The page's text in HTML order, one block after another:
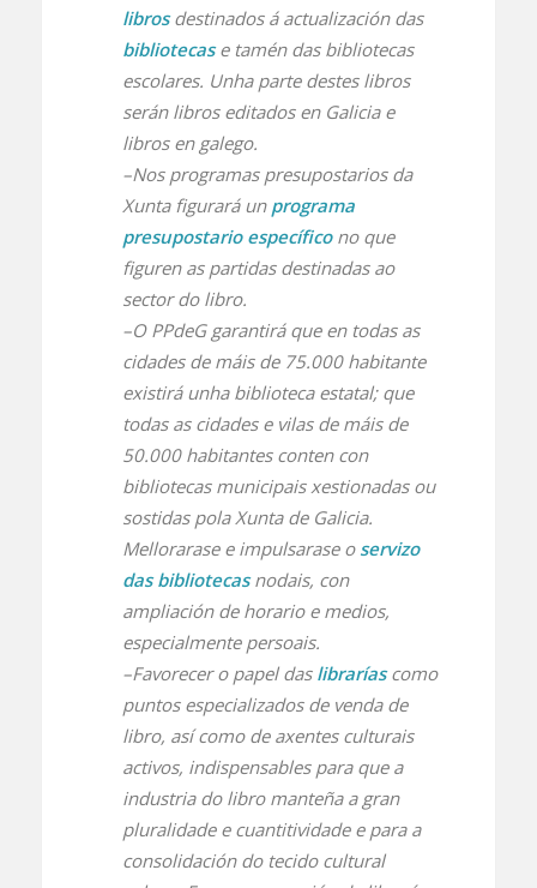
librosdestinados á actualización das
bibliotecase tamén das bibliotecas
escolares. Unha parte destes libros
serán libros editados en Galicia e
libros en galego.
–Nos programas presupostarios da
Xunta figurará un programa
presupostario específicono que
figuren as partidas destinadas ao
sector do libro.
–O PPdeG garantirá que en todas as
cidades de máis de 75.000 habitante
existirá unha biblioteca estatal; que
todas as cidades e vilas de máis de
50.000 habitantes conten con
bibliotecas municipais xestionadas ou
sostidas pola Xunta de Galicia.
Mellorarase e impulsarase o servizo
das bibliotecasnodais, con
ampliación de horario e medios,
especialmente persoais.
–Favorecer o papel das libraríascomo
puntos especializados de venda de
libro, así como de axentes culturais
activos, indispensables para que a
industria do libro manteña a gran
pluralidade e cuantitividade e para a
consolidación do tecido cultural